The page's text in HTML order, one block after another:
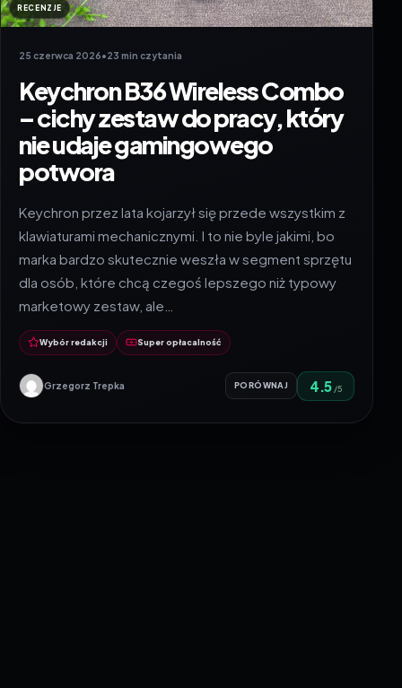
RECENZJE
25 czerwca 2026•23 min czytania
Keychron B36 Wireless Combo
– cichy zestaw do pracy, który
nie udaje gamingowego
potwora
Keychron przez lata kojarzył się przede wszystkim z
klawiaturami mechanicznymi. I to nie byle jakimi, bo
marka bardzo skutecznie weszła w segment sprzętu
dla osób, które chcą czegoś lepszego niż typowy
marketowy zestaw, ale…
Wybór redakcji Super opłacalność
Grzegorz Trepka PORÓWNAJ 4.5 /5